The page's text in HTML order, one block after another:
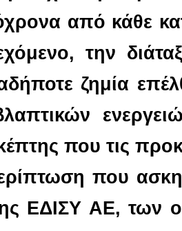
από κάθε
την
ζημία
που τις
που
ΕΔΙΣΥ ΑΕ, των